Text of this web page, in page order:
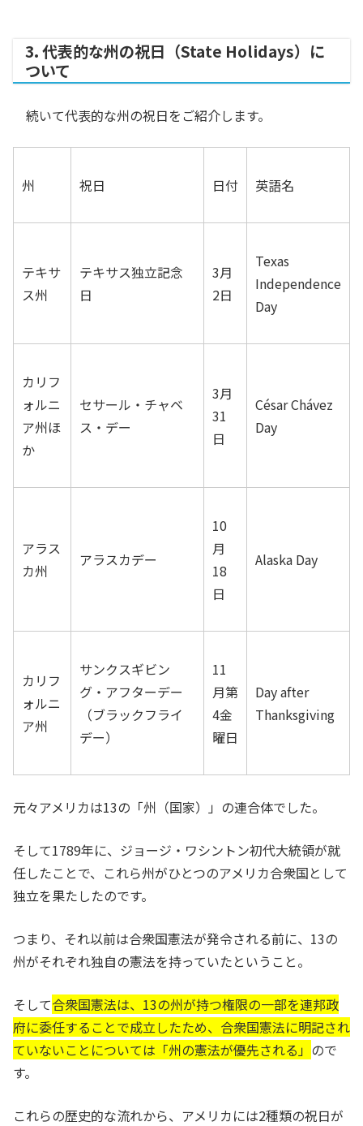
3. 代表的な州の祝日（State Holidays）に
ついて
続いて代表的な州の祝日をご紹介します。
州 祝日 日付 英語名
テキサ
ス州
テキサス独立記念
日
3月
2日
Texas
Independence
Day
カリフ
ォルニ
ア州ほ
か
セサール・チャベ
ス・デー
3月
31
日
César Chávez
Day
アラス
カ州
アラスカデー
10
月
18
日
Alaska Day
カリフ
ォルニ
ア州
サンクスギビン
グ・アフターデー
（ブラックフライ
デー）
11
月第
4金
曜日
Day after
Thanksgiving
元々アメリカは13の「州（国家）」の連合体でした。
そして1789年に、ジョージ・ワシントン初代大統領が就
任したことで、これら州がひとつのアメリカ合衆国として
独立を果たしたのです。
つまり、それ以前は合衆国憲法が発令される前に、13の
州がそれぞれ独自の憲法を持っていたということ。
そして合衆国憲法は、13の州が持つ権限の一部を連邦政
府に委任することで成立したため、合衆国憲法に明記され
ていないことについては「州の憲法が優先される」 ので
す。
これらの歴史的な流れから、アメリカには2種類の祝日が